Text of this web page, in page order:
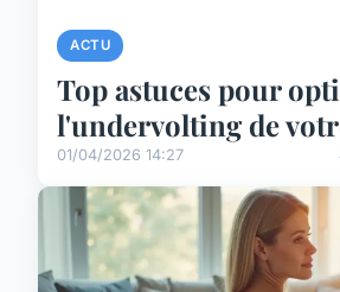
ACTU
Top astuces pour
l'undervolting de
01/04/2026 14:27